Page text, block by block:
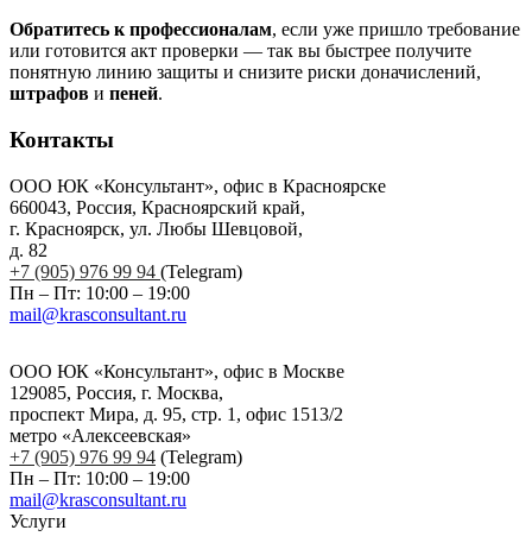
Обратитесь к профессионалам, если уже пришло требование
или готовится акт проверки — так вы быстрее получите
понятную линию защиты и снизите риски доначислений,
штрафов и пеней.
Контакты
ООО ЮК «Консультант», офис в Красноярске
660043, Россия, Красноярский край,
г. Красноярск, ул. Любы Шевцовой,
д. 82
+7 (905) 976 99 94 (Telegram)
Пн – Пт: 10:00 – 19:00
mail@krasconsultant.ru
ООО ЮК «Консультант», офис в Москве
129085, Россия, г. Москва,
проспект Мира, д. 95, стр. 1, офис 1513/2
метро «Алексеевская»
+7 (905) 976 99 94 (Telegram)
Пн – Пт: 10:00 – 19:00
mail@krasconsultant.ru
Услуги